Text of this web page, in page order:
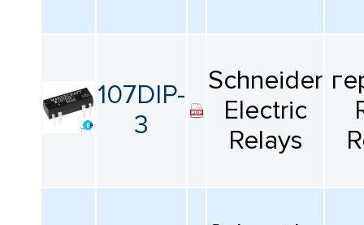
107DIP-
3
Schneider
Electric
Relays